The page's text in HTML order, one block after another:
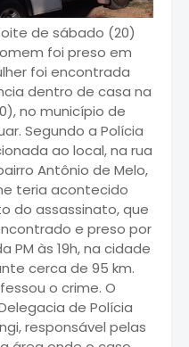
de sábado (20)
foi preso em
foi encontrada
dentro de casa na
no município de
Segundo a Polícia
ao local, na rua
Antônio de Melo,
teria acontecido
do assassinato, que
e preso por
PM às 19h, na cidade
cerca de 95 km.
o crime. O
de Polícia
responsável pelas